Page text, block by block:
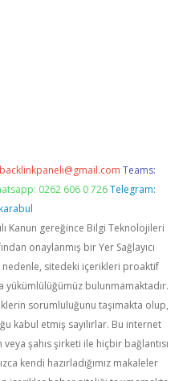
backlinkpaneli@gmail.com Teams:
0262 606 0 726 Telegram:
Kanun gereğince Bilgi Teknolojileri
onaylanmış bir Yer Sağlayıcı
sitedeki içerikleri proaktif
yükümlülüğümüz bulunmamaktadır.
sorumluluğunu taşımakta olup,
kabul etmiş sayılırlar. Bu internet
şahıs şirketi ile hiçbir bağlantısı
kendi hazırladığımız makaleler